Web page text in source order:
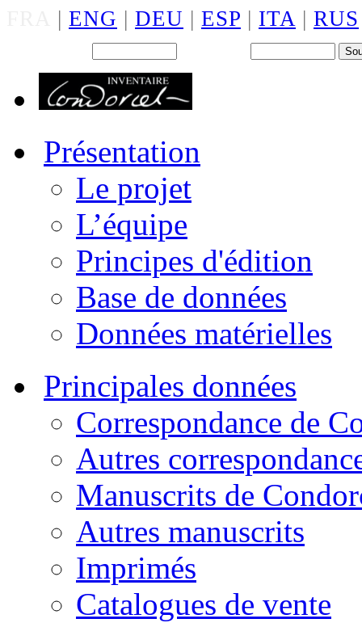
| ENG | DEU | ESP | ITA | RUS
Présentation
Le projet
L’équipe
Principes d'édition
Base de données
Données matérielles
Principales données
Correspondance de
Autres
Manuscrits de
Autres manuscrits
Imprimés
Catalogues de vente